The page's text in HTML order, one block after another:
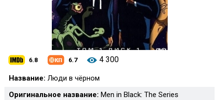
6.8 6.7 4 300
Название: Люди в чёрном
Оригинальное название: Men in Black: The Series